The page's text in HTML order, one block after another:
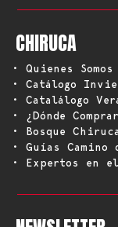
CHIRUCA
• Quienes Somos
• Catálogo
• Catalálogo
• ¿Dónde
• Bosque Chiruca
• Guías Camino
• Expertos en el